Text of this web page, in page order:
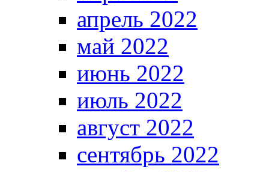
апрель 2022
май 2022
июнь 2022
июль 2022
август 2022
сентябрь 2022